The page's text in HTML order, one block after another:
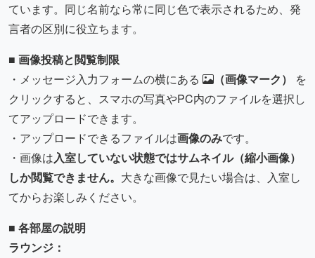
ています。同じ名前なら常に同じ色で表示されるため、発
言者の区別に役立ちます。
■ 画像投稿と閲覧制限
・メッセージ入力フォームの横にある
（画像マーク）
を
クリックすると、スマホの写真やPC内のファイルを選択し
てアップロードできます。
・アップロードできるファイルは画像のみです。
・画像は入室していない状態ではサムネイル（縮小画像）
しか閲覧できません。 大きな画像で見たい場合は、入室し
てからお楽しみください。
■ 各部屋の説明
ラウンジ：